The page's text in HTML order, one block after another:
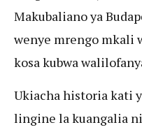
Makubaliano ya
wenye mrengo mkali
kosa kubwa
Ukiacha historia kati
lingine la kuangalia